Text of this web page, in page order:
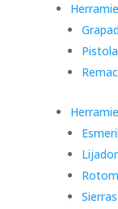
Sierras